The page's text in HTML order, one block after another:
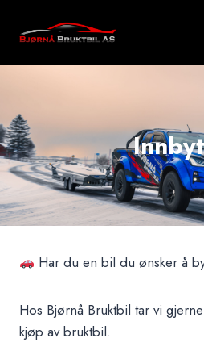
Har du en bil du ønsker å
Hos Bjørnå Bruktbil tar vi
kjøp av bruktbil.